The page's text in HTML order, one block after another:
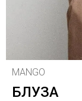
MANGO
БЛУЗА